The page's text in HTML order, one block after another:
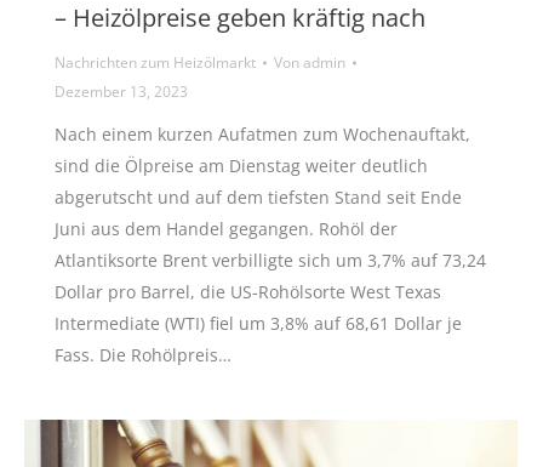
– Heizölpreise geben kräftig nach
Nachrichten zum Heizölmarkt Vonadmin
Dezember 13, 2023
Nach einem kurzen Aufatmen zum Wochenauftakt,
sind die Ölpreise am Dienstag weiter deutlich
abgerutscht und auf dem tiefsten Stand seit Ende
Juni aus dem Handel gegangen. Rohöl der
Atlantiksorte Brent verbilligte sich um 3,7% auf 73,24
Dollar pro Barrel, die US-Rohölsorte West Texas
Intermediate (WTI) fiel um 3,8% auf 68,61 Dollar je
Fass. Die Rohölpreis…